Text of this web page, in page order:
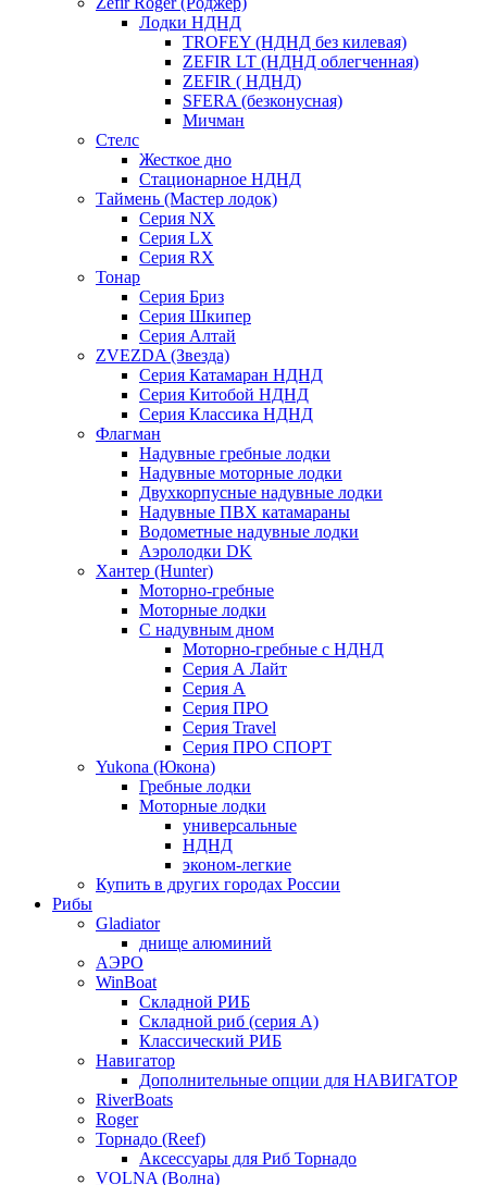
Лодки НДНД
TROFEY (НДНД без килевая)
ZEFIR LT (НДНД облегченная)
ZEFIR ( НДНД)
SFERA (безконусная)
Мичман
Стелс
Жесткое дно
Стационарное НДНД
Таймень (Мастер лодок)
Серия NX
Серия LX
Серия RX
Тонар
Серия Бриз
Серия Шкипер
Серия Алтай
ZVEZDA (Звезда)
Серия Катамаран НДНД
Серия Китобой НДНД
Серия Классика НДНД
Флагман
Надувные гребные лодки
Надувные моторные лодки
Двухкорпусные надувные лодки
Надувные ПВХ катамараны
Водометные надувные лодки
Аэролодки DK
Хантер (Hunter)
Моторно-гребные
Моторные лодки
С надувным дном
Моторно-гребные с НДНД
Серия А Лайт
Серия А
Серия ПРО
Серия Travel
Серия ПРО СПОРТ
Yukona (Юкона)
Гребные лодки
Моторные лодки
универсальные
НДНД
эконом-легкие
Купить в других городах России
Рибы
Gladiator
днище алюминий
АЭРО
WinBoat
Складной РИБ
Складной риб (серия А)
Классический РИБ
Навигатор
Дополнительные опции для НАВИГАТОР
RiverBoats
Roger
Торнадо (Reef)
Аксессуары для Риб Торнадо
VOLNA (Волна)